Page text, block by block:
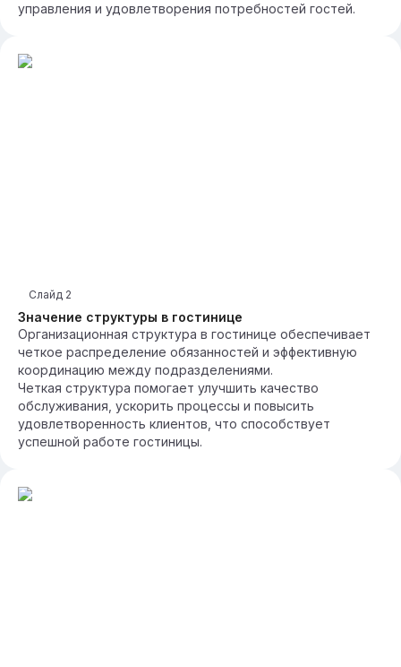
управления и удовлетворения потребностей гостей.
Значение структуры в гостинице
Слайд 2
Организационная структура в гостинице обеспечивает
четкое распределение обязанностей и эффективную
координацию между подразделениями.
Четкая структура помогает улучшить качество
обслуживания, ускорить процессы и повысить
удовлетворенность клиентов, что способствует
успешной работе гостиницы.